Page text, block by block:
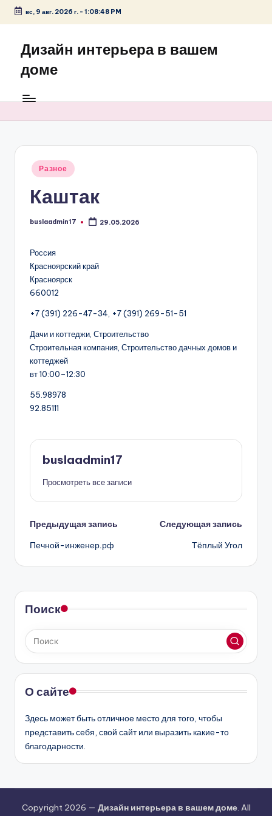
Перейти
содержимому
вс, 9 авг. 2026 г.- 1:08:48 PM
Дизайн интерьера в вашем
доме
Опубликовано
Разное
Каштак
Запись
buslaadmin17 29.05.2026
Россия
Красноярский край
Красноярск
660012
+7 (391) 226-47-34, +7 (391) 269-51-51
Дачи и коттеджи, Строительство
Строительная компания, Строительство дачных домов и
коттеджей
вт 10:00–12:30
55.98978
92.85111
buslaadmin17
Просмотреть все записи
Навигация
записи
Предыдущая запись
Печной-инженер.рф
Следующая запись
Тёплый Угол
Поиск
О сайте
Здесь может быть отличное место для того, чтобы
представить себя, свой сайт или выразить какие-то
благодарности.
Copyright 2026 — Дизайн интерьера в вашем доме. All